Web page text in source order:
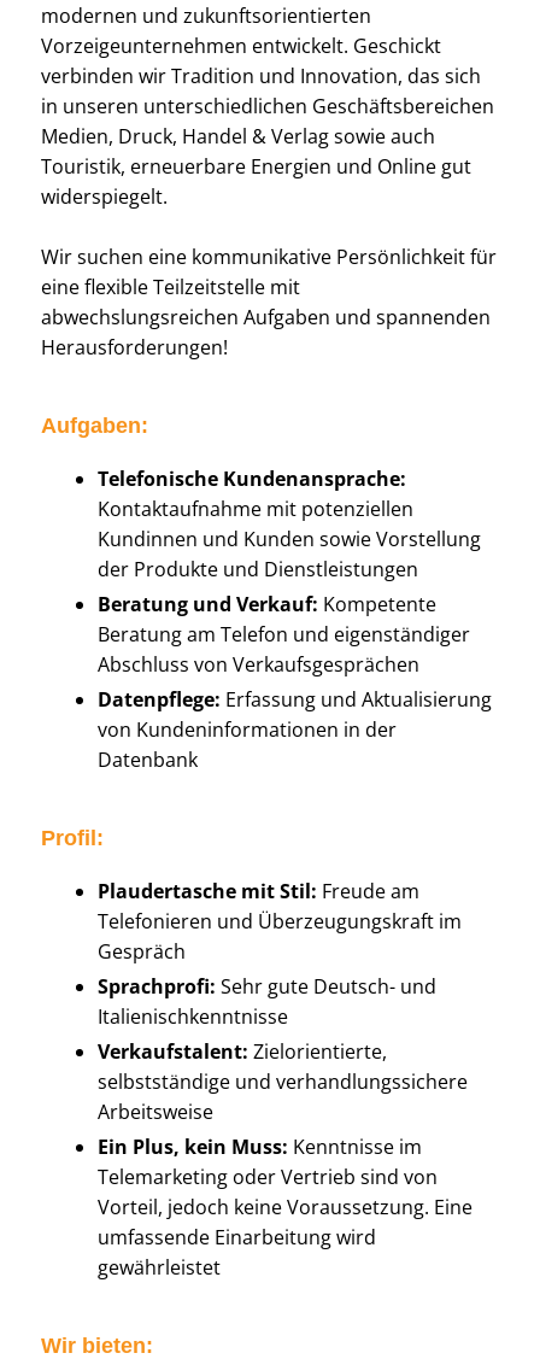
modernen und zukunftsorientierten
Vorzeigeunternehmen entwickelt. Geschickt
verbinden wir Tradition und Innovation, das sich
in unseren unterschiedlichen Geschäftsbereichen
Medien, Druck, Handel & Verlag sowie auch
Touristik, erneuerbare Energien und Online gut
widerspiegelt.
Wir suchen eine kommunikative Persönlichkeit für
eine flexible Teilzeitstelle mit
abwechslungsreichen Aufgaben und spannenden
Herausforderungen!
Aufgaben:
Telefonische Kundenansprache:
Kontaktaufnahme mit potenziellen
Kundinnen und Kunden sowie Vorstellung
der Produkte und Dienstleistungen
Beratung und Verkauf: Kompetente
Beratung am Telefon und eigenständiger
Abschluss von Verkaufsgesprächen
Datenpflege: Erfassung und Aktualisierung
von Kundeninformationen in der
Datenbank
Profil:
Plaudertasche mit Stil: Freude am
Telefonieren und Überzeugungskraft im
Gespräch
Sprachprofi: Sehr gute Deutsch- und
Italienischkenntnisse
Verkaufstalent: Zielorientierte,
selbstständige und verhandlungssichere
Arbeitsweise
Ein Plus, kein Muss: Kenntnisse im
Telemarketing oder Vertrieb sind von
Vorteil, jedoch keine Voraussetzung. Eine
umfassende Einarbeitung wird
gewährleistet
Wir bieten: